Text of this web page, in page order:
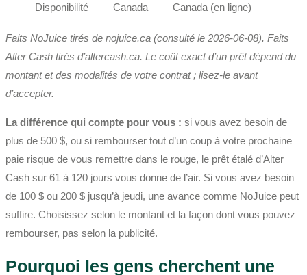
Disponibilité Canada Canada (en ligne)
Faits NoJuice tirés de nojuice.ca (consulté le 2026-06-08). Faits
Alter Cash tirés d’altercash.ca. Le coût exact d’un prêt dépend du
montant et des modalités de votre contrat ; lisez-le avant
d’accepter.
La différence qui compte pour vous : si vous avez besoin de
plus de 500 $, ou si rembourser tout d’un coup à votre prochaine
paie risque de vous remettre dans le rouge, le prêt étalé d’Alter
Cash sur 61 à 120 jours vous donne de l’air. Si vous avez besoin
de 100 $ ou 200 $ jusqu’à jeudi, une avance comme NoJuice peut
suffire. Choisissez selon le montant et la façon dont vous pouvez
rembourser, pas selon la publicité.
Pourquoi les gens cherchent une